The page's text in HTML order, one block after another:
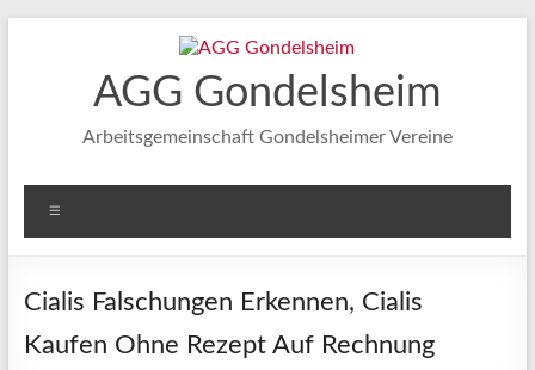
AGG Gondelsheim
Arbeitsgemeinschaft Gondelsheimer Vereine
Cialis Falschungen Erkennen, Cialis
Kaufen Ohne Rezept Auf Rechnung